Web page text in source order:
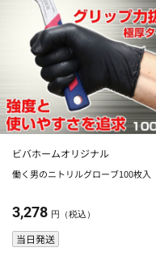
ビバホームオリジナル
働く男のニトリルグローブ100枚入
3,278 円（税込）
当日発送